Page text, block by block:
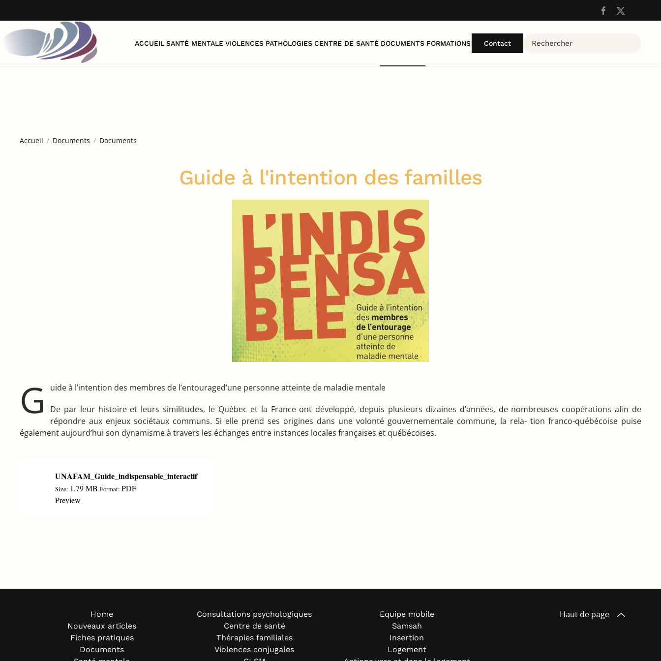
Accéder au contenu principal
ACCUEIL SANTÉ MENTALE VIOLENCES PATHOLOGIES CENTRE DE SANTÉ DOCUMENTS FORMATIONS Contact
Accueil Documents Documents
Guide à l'intention des familles
G
uide à l’intention des membres de l’entouraged’une personne atteinte de maladie mentale
De par leur histoire et leurs similitudes, le Québec et la France ont développé, depuis plusieurs dizaines d’années, de nombreuses coopérations afin de
répondre aux enjeux sociétaux communs. Si elle prend ses origines dans une volonté gouvernementale commune, la rela- tion franco-québécoise puise
également aujourd’hui son dynamisme à travers les échanges entre instances locales françaises et québécoises.
UNAFAM_Guide_indispensable_interactif
Size: 1.79 MB Format: PDF
Preview
Home
Nouveaux articles
Fiches pratiques
Documents
Consultations psychologiques
Centre de santé
Thérapies familiales
Violences conjugales
Equipe mobile
Samsah
Insertion
Logement
Haut de page